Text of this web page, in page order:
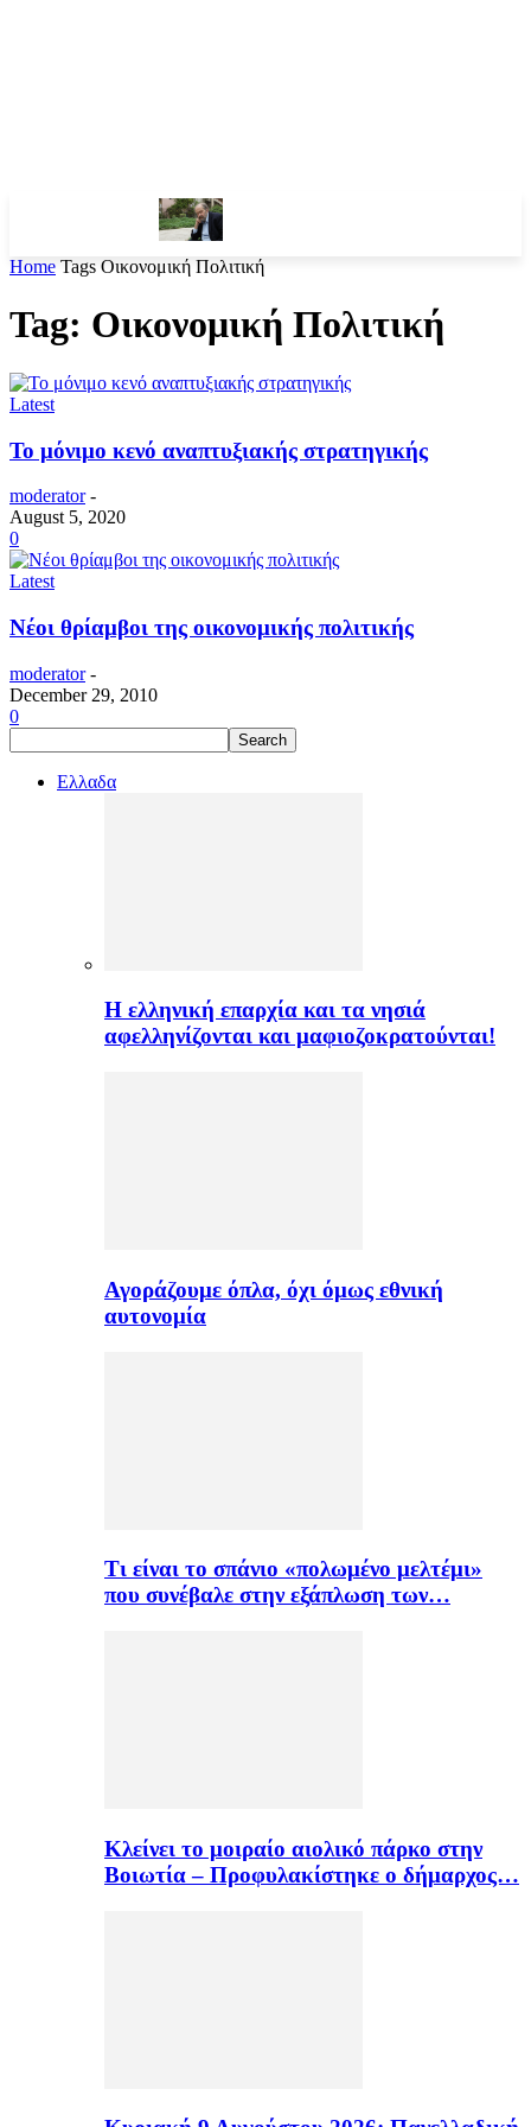
Home Tags Οικονομική Πολιτική
Tag: Οικονομική Πολιτική
Latest
Το μόνιμο κενό αναπτυξιακής στρατηγικής
moderator -
August 5, 2020
0
Latest
Νέοι θρίαμβοι της οικονομικής πολιτικής
moderator -
December 29, 2010
0
Ελλαδα
H ελληνική επαρχία και τα νησιά
αφελληνίζονται και μαφιοζοκρατούνται!
Αγοράζουμε όπλα, όχι όμως εθνική
αυτονομία
Τι είναι το σπάνιο «πολωμένο μελτέμι»
που συνέβαλε στην εξάπλωση των…
Κλείνει το μοιραίο αιολικό πάρκο στην
Βοιωτία – Προφυλακίστηκε ο δήμαρχος…